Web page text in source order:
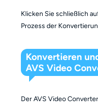
Klicken Sie schließlich
Prozess der
Konvertieren
AVS Video
Der AVS Video